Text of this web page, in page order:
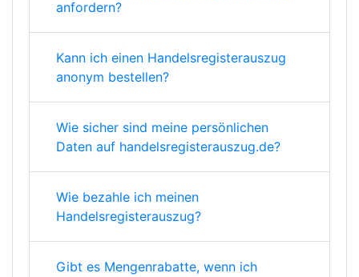
anfordern?
Kann ich einen Handelsregisterauszug
anonym bestellen?
Wie sicher sind meine persönlichen
Daten auf handelsregisterauszug.de?
Wie bezahle ich meinen
Handelsregisterauszug?
Gibt es Mengenrabatte, wenn ich